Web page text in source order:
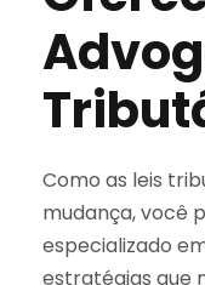
Como as leis
mudança, você
especializado
estratégias que